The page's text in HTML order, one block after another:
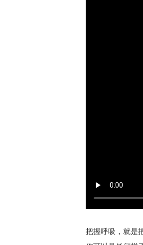
把握呼吸，就是